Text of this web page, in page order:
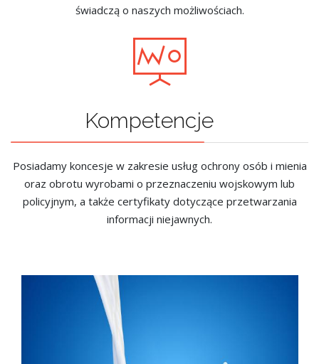
świadczą o naszych możliwościach.
Kompetencje
Posiadamy koncesje w zakresie usług ochrony osób i mienia
oraz obrotu wyrobami o przeznaczeniu wojskowym lub
policyjnym, a także certyfikaty dotyczące przetwarzania
informacji niejawnych.